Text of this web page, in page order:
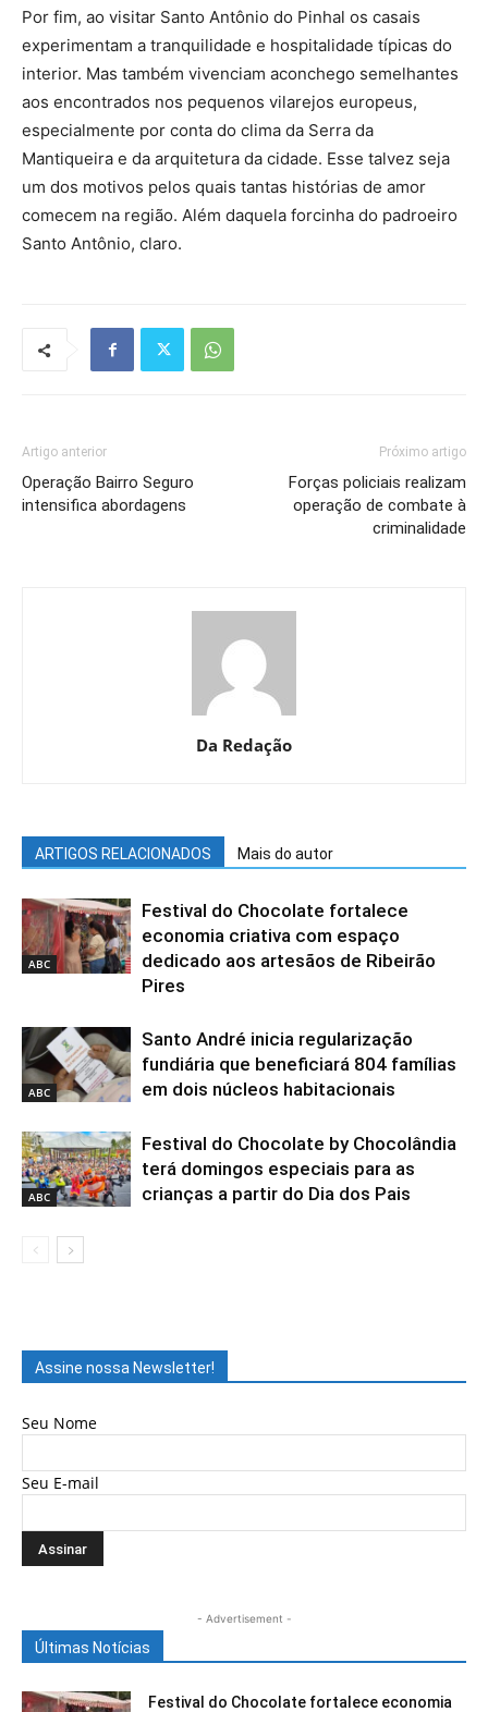
Por fim, ao visitar Santo Antônio do Pinhal os casais
experimentam a tranquilidade e hospitalidade típicas do
interior. Mas também vivenciam aconchego semelhantes
aos encontrados nos pequenos vilarejos europeus,
especialmente por conta do clima da Serra da
Mantiqueira e da arquitetura da cidade. Esse talvez seja
um dos motivos pelos quais tantas histórias de amor
comecem na região. Além daquela forcinha do padroeiro
Santo Antônio, claro.
Artigo anterior
Operação Bairro Seguro
intensifica abordagens
Próximo artigo
Forças policiais realizam
operação de combate à
criminalidade
Da Redação
ARTIGOS RELACIONADOS Mais do autor
ABC
Festival do Chocolate fortalece
economia criativa com espaço
dedicado aos artesãos de Ribeirão
Pires
ABC
Santo André inicia regularização
fundiária que beneficiará 804 famílias
em dois núcleos habitacionais
ABC
Festival do Chocolate by Chocolândia
terá domingos especiais para as
crianças a partir do Dia dos Pais
Assine nossa Newsletter!
Seu Nome
Seu E-mail
- Advertisement -
Últimas Notícias
Festival do Chocolate fortalece economia